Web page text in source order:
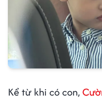
Kể từ khi có con,